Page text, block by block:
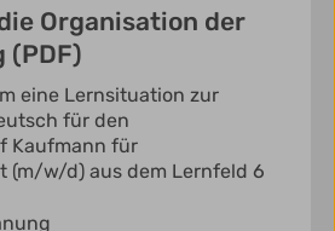
Organisation der
(PDF)
eine Lernsituation zur
für den
Kaufmann für
(m/w/d) aus dem Lernfeld 6